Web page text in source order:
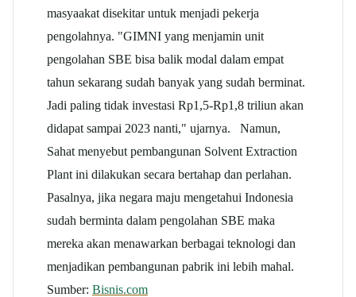
masyaakat disekitar untuk menjadi pekerja
pengolahnya. "GIMNI yang menjamin unit
pengolahan SBE bisa balik modal dalam empat
tahun sekarang sudah banyak yang sudah berminat.
Jadi paling tidak investasi Rp1,5-Rp1,8 triliun akan
didapat sampai 2023 nanti," ujarnya. Namun,
Sahat menyebut pembangunan Solvent Extraction
Plant ini dilakukan secara bertahap dan perlahan.
Pasalnya, jika negara maju mengetahui Indonesia
sudah berminta dalam pengolahan SBE maka
mereka akan menawarkan berbagai teknologi dan
menjadikan pembangunan pabrik ini lebih mahal.
Sumber: Bisnis.com